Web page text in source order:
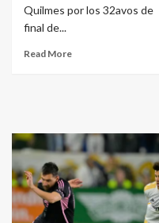
Quilmes por los 32avos de
final de...
Read More